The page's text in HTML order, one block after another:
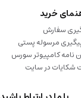
خرید
سفارش
مرسوله پستی
نامه کامپیوتر سورس
شکایات در سایت